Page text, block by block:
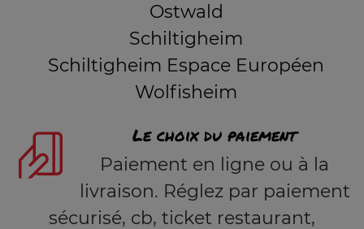
Ostwald
Schiltigheim
Schiltigheim Espace Européen
Wolfisheim
Le choix du paiement
Paiement en ligne ou à la
livraison. Réglez par paiement
sécurisé, cb, ticket restaurant,